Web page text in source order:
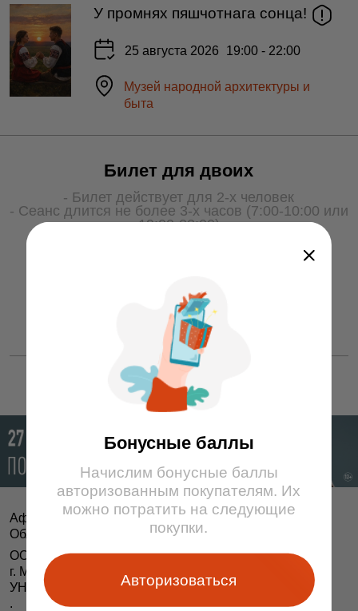
Бонусные баллы
Начислим бонусные баллы
авторизованным покупателям. Их
можно потратить на следующие
покупки.
Авторизоваться
У промнях пяшчотнага сонца!
25 августа 2026 19:00 - 22:00
Музей народной архитектуры и
быта
Билет для двоих
- Билет действует для 2-х человек
- Сеанс длится не более 3-х часов (7:00-10:00 или
19:00-22:00)
Афіша і білеты BezKassira.by ©
Облачная система продажи билетов, 2013 — 2026
ООО «БЕЗКАССИРА БАЙ» Республика Беларусь
г. Минск, ул. Короля, 9, оф. 1
УНП 193615562
.